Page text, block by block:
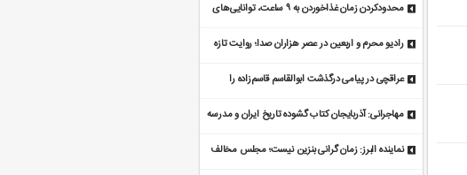
محدودکردن زمان غذاخوردن به ۹ ساعت، توانایی‌های
رادیو محرم و اربعین در عصر هزاران صدا؛ روایت تازه
عراقچی در پیامی درگذشت ابوالقاسم قاسم‌زاده را
مهاجرانی: آذربایجان کتاب گشوده تاریخ ایران و مدرسه
نماینده البرز: زمان گرانی بنزین نیست؛ مجلس مخالف